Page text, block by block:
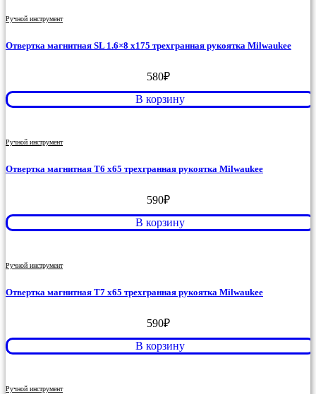
Ручной инструмент
Отвертка магнитная SL 1.6×8 x175 трехгранная рукоятка Milwaukee
580₽
В корзину
Ручной инструмент
Отвертка магнитная T6 x65 трехгранная рукоятка Milwaukee
590₽
В корзину
Ручной инструмент
Отвертка магнитная T7 x65 трехгранная рукоятка Milwaukee
590₽
В корзину
Ручной инструмент